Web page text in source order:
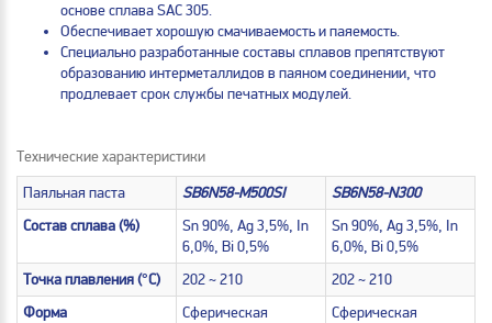
основе сплава SAC 305.
Обеспечивает хорошую смачиваемость и паяемость.
Специально разработанные составы сплавов препятствуют
образованию интерметаллидов в паяном соединении, что
продлевает срок службы печатных модулей.
Технические характеристики
Паяльная паста
SB6N58-M500SI
SB6N58-N300
Состав сплава (%)
Sn 90%, Ag 3,5%, In
6,0%, Bi 0,5%
Sn 90%, Ag 3,5%, In
6,0%, Bi 0,5%
Точка плавления (°C)
202 ~ 210
202 ~ 210
Форма
Сферическая
Сферическая